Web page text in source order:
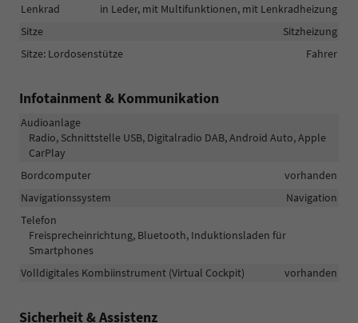
Lenkrad
in Leder, mit Multifunktionen, mit Lenkradheizung
Sitze
Sitzheizung
Sitze: Lordosenstütze
Fahrer
Infotainment & Kommunikation
Audioanlage
Radio, Schnittstelle USB, Digitalradio DAB, Android Auto, Apple
CarPlay
Bordcomputer
vorhanden
Navigationssystem
Navigation
Telefon
Freisprecheinrichtung, Bluetooth, Induktionsladen für
Smartphones
Volldigitales Kombiinstrument (Virtual Cockpit)
vorhanden
Sicherheit & Assistenz